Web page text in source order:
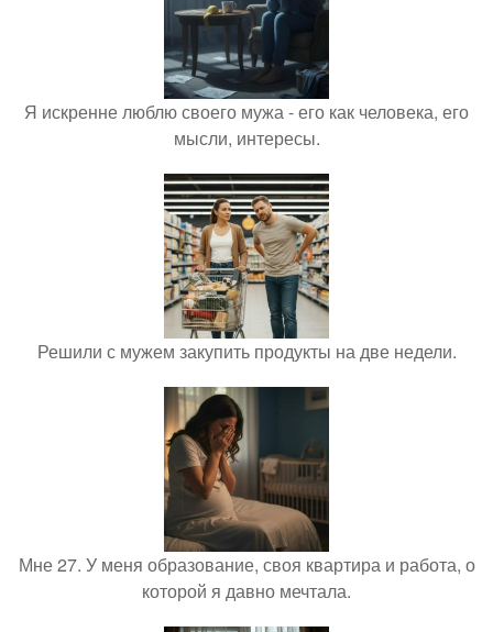
Я искренне люблю своего мужа - его как человека, его
мысли, интересы.
Решили с мужем закупить продукты на две недели.
Мне 27. У меня образование, своя квартира и работа, о
которой я давно мечтала.